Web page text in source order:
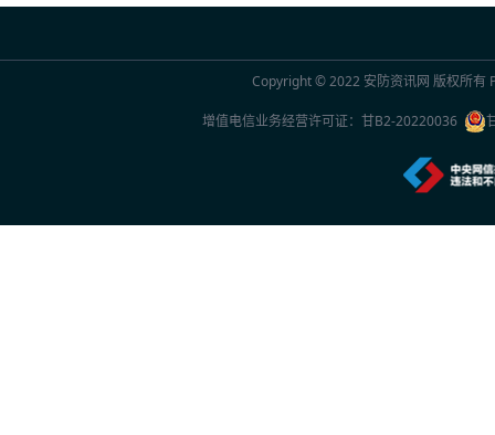
联合国官员点赞中国“人工智能+”行动：期
2026年7月20日 10:29
Copyright © 2022 安防资讯网 版权所有
增值电信业务经营许可证： 甘B2-20220036